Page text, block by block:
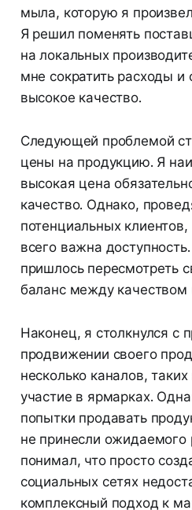
мыла, которую я
Я решил поменять
на локальных
мне сократить расходы и
высокое качество.
Следующей проблемой
цены на продукцию. Я
высокая цена
качество. Однако,
потенциальных
всего важна
пришлось пересмотреть
баланс между качеством
Наконец, я столкнулся с
продвижении своего
несколько каналов,
участие в ярмарках.
попытки продавать
не принесли ожидаемого
понимал, что просто
социальных сетях
комплексный подход к